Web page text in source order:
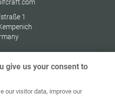
1
Στοιχεία
έκδοσης δεδομένων
give us your consent to
our visitor data, improve our